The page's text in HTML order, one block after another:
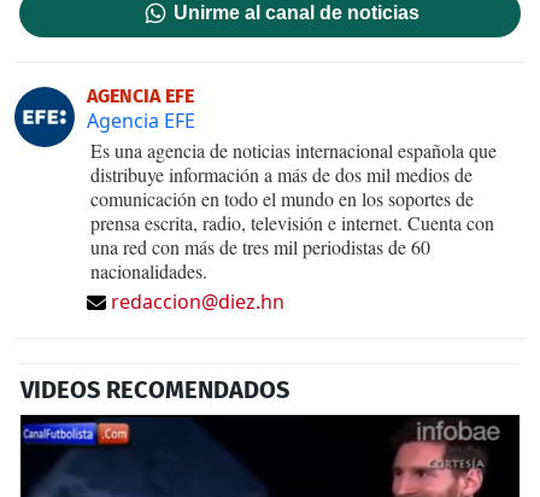
Unirme al canal de noticias
AGENCIA EFE
Agencia EFE
Es una agencia de noticias internacional española que
distribuye información a más de dos mil medios de
comunicación en todo el mundo en los soportes de
prensa escrita, radio, televisión e internet. Cuenta con
una red con más de tres mil periodistas de 60
nacionalidades.
redaccion@diez.hn
VIDEOS RECOMENDADOS